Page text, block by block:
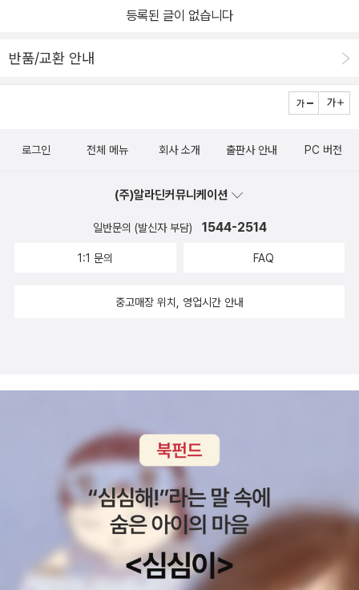
등록된 글이 없습니다
반품/교환 안내
로그인 전체 메뉴 회사 소개 출판사 안내 PC 버전
(주)알라딘커뮤니케이션
일반문의 (발신자 부담) 1544-2514
1:1 문의 FAQ
중고매장 위치, 영업시간 안내